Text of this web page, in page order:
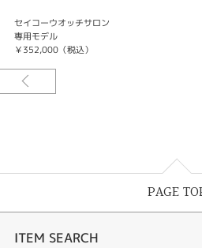
セイコーウオッチサロン
専用モデル
￥352,000（税込）
PAGE
ITEM SEARCH